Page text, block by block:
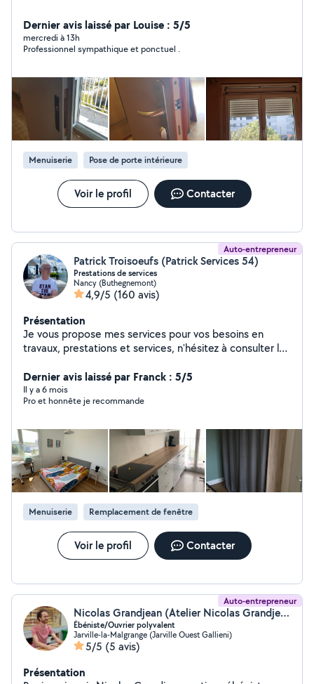
Dernier avis laissé par Louise : 5/5
mercredi à 13h
Professionnel sympathique et ponctuel .
Menuiserie Pose de porte intérieure
Voir le profil Contacter
Auto-entrepreneur
Patrick Troisoeufs (Patrick Services 54)
Prestations de services
Nancy (Buthegnemont)
4,9/5 (160 avis)
Présentation
Je vous propose mes services pour vos besoins en
travaux, prestations et services, n'hésitez à consulter les
communique aucun tarif sans échange ni connaissance
exacte du besoin. Je me déplace sur le département.
MERCI DE RÉPONDRE AUX PROPOSITIONS QUI VOUS
client se trouvant hors de notre périmètre
géographique ne peuvent pas avoir une réponse.
Dernier avis laissé par Franck : 5/5
Il y a 6 mois
Pro et honnête je recommande
Menuiserie Remplacement de fenêtre
Voir le profil Contacter
Auto-entrepreneur
Nicolas Grandjean (Atelier Nicolas Grandjean)
Ébéniste/Ouvrier polyvalent
Jarville-la-Malgrange (Jarville Ouest Gallieni)
5/5 (5 avis)
Présentation